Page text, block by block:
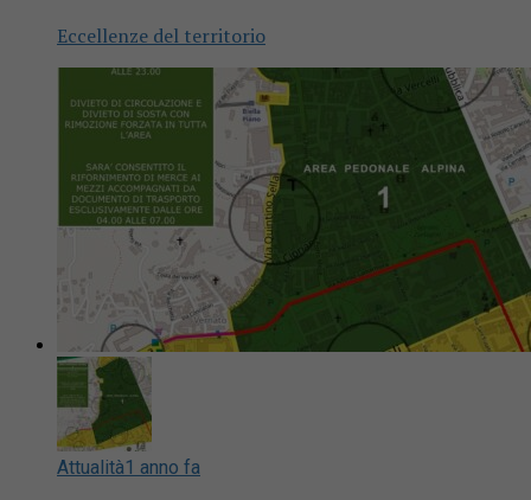
Eccellenze del territorio
Attualità1 anno fa